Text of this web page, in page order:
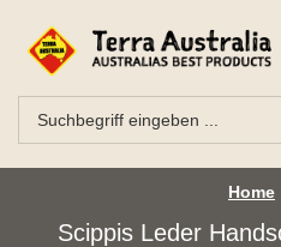
Home
Scippis Leder